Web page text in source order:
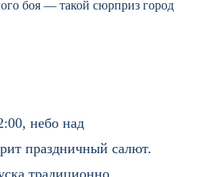
боя — такой сюрприз город
небо над
праздничный салют.
традиционно